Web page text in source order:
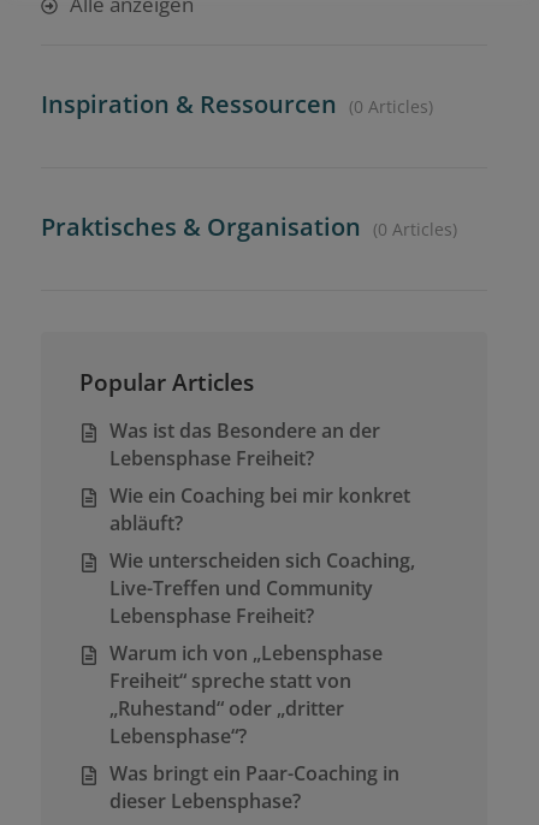
Inspiration & Ressourcen 0 Articles
Praktisches & Organisation 0 Articles
Popular Articles
Was ist das Besondere an der
Lebensphase Freiheit?
Wie ein Coaching bei mir konkret
abläuft?
Wie unterscheiden sich Coaching,
Live-Treffen und Community
Lebensphase Freiheit?
Warum ich von „Lebensphase
Freiheit“ spreche statt von
„Ruhestand“ oder „dritter
Lebensphase“?
Was bringt ein Paar-Coaching in
dieser Lebensphase?